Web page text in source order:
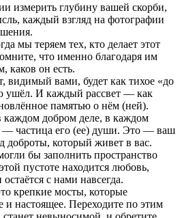
измерить глубину вашей скорби,
каждый взгляд на фотографии
мы теряем тех, кто делает этот
что именно благодаря им
каков он есть.
видимый вами, будет как тихое «до
ушёл. И каждый рассвет — как
памятью о нём (ней).
добром деле, в каждом
— частица его (ее) души. Это — ваш
доброты, который живет в вас.
бы заполнить пространство
пустоте находится любовь,
с нами навсегда.
крепкие мосты, которые
и настоящее. Переходите по этим